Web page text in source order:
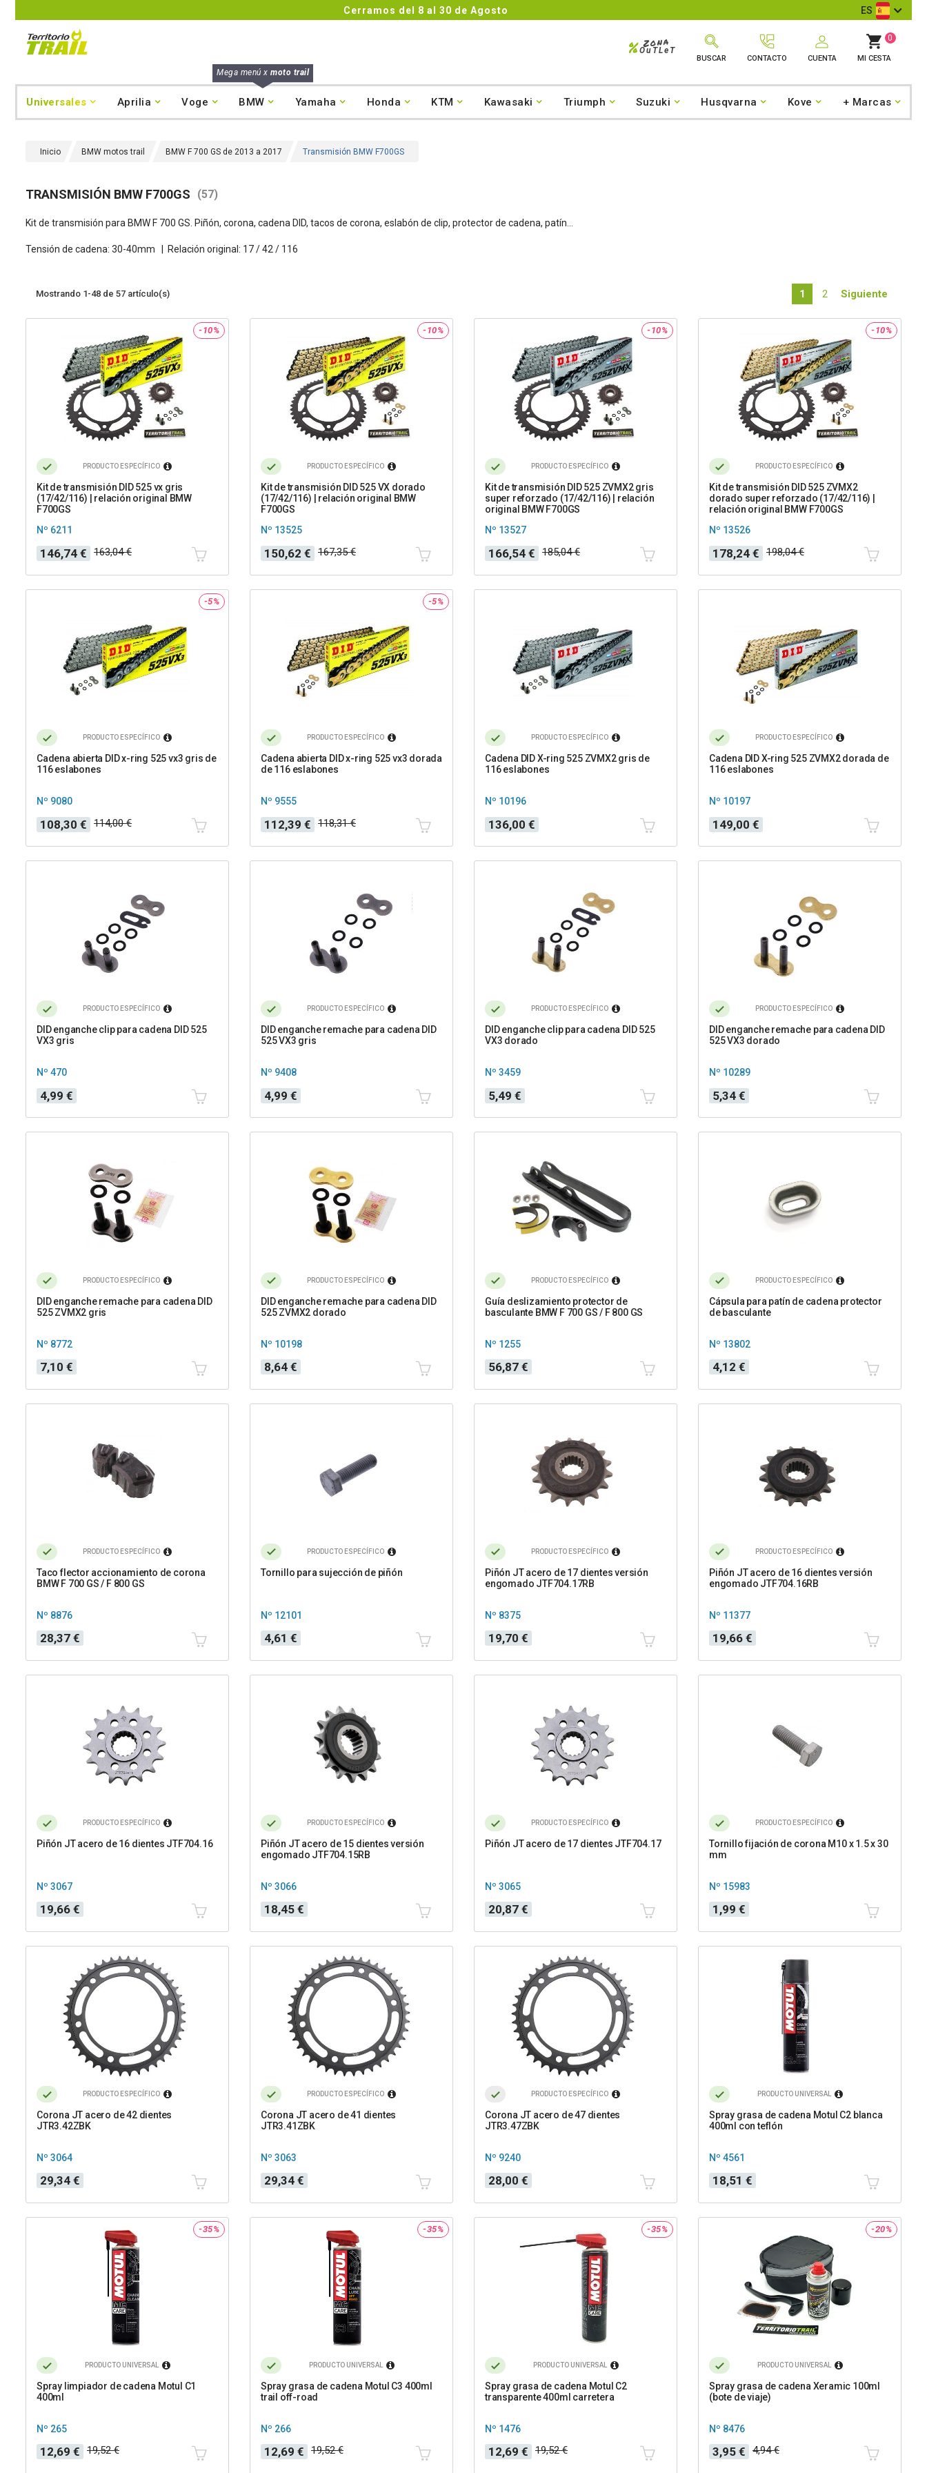
ES
Zona
%OuTLeT
BUSCAR CONTACTO CUENTA
0
MI CESTA
Mega menú x moto trail
Universales Aprilia Voge BMW Yamaha Honda KTM Kawasaki Triumph Suzuki Husqvarna Kove + Marcas
Inicio BMW motos trail BMW F 700 GS de 2013 a 2017 Transmisión BMW F700GS
TRANSMISIÓN BMW F700GS (57)
Kit de transmisión para BMW F 700 GS. Piñón, corona, cadena DID, tacos de corona, eslabón de clip, protector de cadena, patín...
Tensión de cadena: 30-40mm | Relación original: 17 / 42 / 116
Mostrando 1-48 de 57 artículo(s) 1 2 Siguiente
-10%
PRODUCTO ESPECÍFICO
Kit de transmisión DID 525 vx gris
(17/42/116) | relación original BMW
F700GS
Nº 6211
Precio
146,74 €
Precio
base
163,04 €
-10%
PRODUCTO ESPECÍFICO
Kit de transmisión DID 525 VX dorado
(17/42/116) | relación original BMW
F700GS
Nº 13525
Precio
150,62 €
Precio
base
167,35 €
-10%
PRODUCTO ESPECÍFICO
Kit de transmisión DID 525 ZVMX2 gris
super reforzado (17/42/116) | relación
original BMW F700GS
Nº 13527
Precio
166,54 €
Precio
base
185,04 €
-10%
PRODUCTO ESPECÍFICO
Kit de transmisión DID 525 ZVMX2
dorado super reforzado (17/42/116) |
relación original BMW F700GS
Nº 13526
Precio
178,24 €
Precio
base
198,04 €
-5%
PRODUCTO ESPECÍFICO
Cadena abierta DID x-ring 525 vx3 gris de
116 eslabones
Nº 9080
Precio
108,30 €
Precio
base
114,00 €
-5%
PRODUCTO ESPECÍFICO
Cadena abierta DID x-ring 525 vx3 dorada
de 116 eslabones
Nº 9555
Precio
112,39 €
Precio
base
118,31 €
PRODUCTO ESPECÍFICO
Cadena DID X-ring 525 ZVMX2 gris de
116 eslabones
Nº 10196
Precio
136,00 €
PRODUCTO ESPECÍFICO
Cadena DID X-ring 525 ZVMX2 dorada de
116 eslabones
Nº 10197
Precio
149,00 €
PRODUCTO ESPECÍFICO
DID enganche clip para cadena DID 525
VX3 gris
Nº 470
Precio
4,99 €
PRODUCTO ESPECÍFICO
DID enganche remache para cadena DID
525 VX3 gris
Nº 9408
Precio
4,99 €
PRODUCTO ESPECÍFICO
DID enganche clip para cadena DID 525
VX3 dorado
Nº 3459
Precio
5,49 €
PRODUCTO ESPECÍFICO
DID enganche remache para cadena DID
525 VX3 dorado
Nº 10289
Precio
5,34 €
PRODUCTO ESPECÍFICO
DID enganche remache para cadena DID
525 ZVMX2 gris
Nº 8772
Precio
7,10 €
PRODUCTO ESPECÍFICO
DID enganche remache para cadena DID
525 ZVMX2 dorado
Nº 10198
Precio
8,64 €
PRODUCTO ESPECÍFICO
Guía deslizamiento protector de
basculante BMW F 700 GS / F 800 GS
Nº 1255
Precio
56,87 €
PRODUCTO ESPECÍFICO
Cápsula para patín de cadena protector
de basculante
Nº 13802
Precio
4,12 €
PRODUCTO ESPECÍFICO
Taco flector accionamiento de corona
BMW F 700 GS / F 800 GS
Nº 8876
Precio
28,37 €
PRODUCTO ESPECÍFICO
Tornillo para sujección de piñón
Nº 12101
Precio
4,61 €
PRODUCTO ESPECÍFICO
Piñón JT acero de 17 dientes versión
engomado JTF704.17RB
Nº 8375
Precio
19,70 €
PRODUCTO ESPECÍFICO
Piñón JT acero de 16 dientes versión
engomado JTF704.16RB
Nº 11377
Precio
19,66 €
PRODUCTO ESPECÍFICO
Piñón JT acero de 16 dientes JTF704.16
Nº 3067
Precio
19,66 €
PRODUCTO ESPECÍFICO
Piñón JT acero de 15 dientes versión
engomado JTF704.15RB
Nº 3066
Precio
18,45 €
PRODUCTO ESPECÍFICO
Piñón JT acero de 17 dientes JTF704.17
Nº 3065
Precio
20,87 €
PRODUCTO ESPECÍFICO
Tornillo fijación de corona M10 x 1.5 x 30
mm
Nº 15983
Precio
1,99 €
PRODUCTO ESPECÍFICO
Corona JT acero de 42 dientes
JTR3.42ZBK
Nº 3064
Precio
29,34 €
PRODUCTO ESPECÍFICO
Corona JT acero de 41 dientes
JTR3.41ZBK
Nº 3063
Precio
29,34 €
PRODUCTO ESPECÍFICO
Corona JT acero de 47 dientes
JTR3.47ZBK
Nº 9240
Precio
28,00 €
PRODUCTO UNIVERSAL
Spray grasa de cadena Motul C2 blanca
400ml con teflón
Nº 4561
Precio
18,51 €
-35%
PRODUCTO UNIVERSAL
Spray limpiador de cadena Motul C1
400ml
Nº 265
Precio
12,69 €
Precio
base
19,52 €
-35%
PRODUCTO UNIVERSAL
Spray grasa de cadena Motul C3 400ml
trail off-road
Nº 266
Precio
12,69 €
Precio
base
19,52 €
-35%
PRODUCTO UNIVERSAL
Spray grasa de cadena Motul C2
transparente 400ml carretera
Nº 1476
Precio
12,69 €
Precio
base
19,52 €
-20%
PRODUCTO UNIVERSAL
Spray grasa de cadena Xeramic 100ml
(bote de viaje)
Nº 8476
Precio
3,95 €
Precio
base
4,94 €